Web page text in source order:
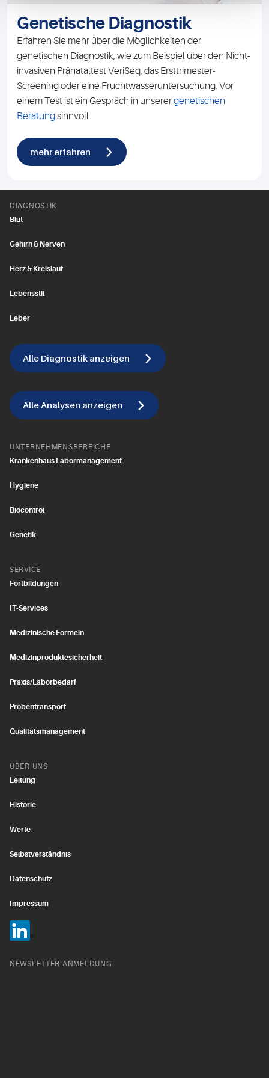
Genetische Diagnostik
Erfahren Sie mehr über die Möglichkeiten der
genetischen Diagnostik, wie zum Beispiel über den Nicht-
invasiven Pränataltest VeriSeq, das Ersttrimester-
Screening oder eine Fruchtwasseruntersuchung. Vor
einem Test ist ein Gespräch in unserergenetischen
Beratungsinnvoll.
mehr erfahren
DIAGNOSTIK
Blut
Gehirn & Nerven
Herz & Kreislauf
Lebensstil
Leber
Alle Diagnostik anzeigen
Alle Analysen anzeigen
UNTERNEHMENSBEREICHE
Krankenhaus Labormanagement
Hygiene
Biocontrol
Genetik
SERVICE
Fortbildungen
IT-Services
Medizinische Formeln
Medizinproduktesicherheit
Praxis/Laborbedarf
Probentransport
Qualitätsmanagement
ÜBER UNS
Leitung
Historie
Werte
Selbstverständnis
Datenschutz
Impressum
NEWSLETTER ANMELDUNG